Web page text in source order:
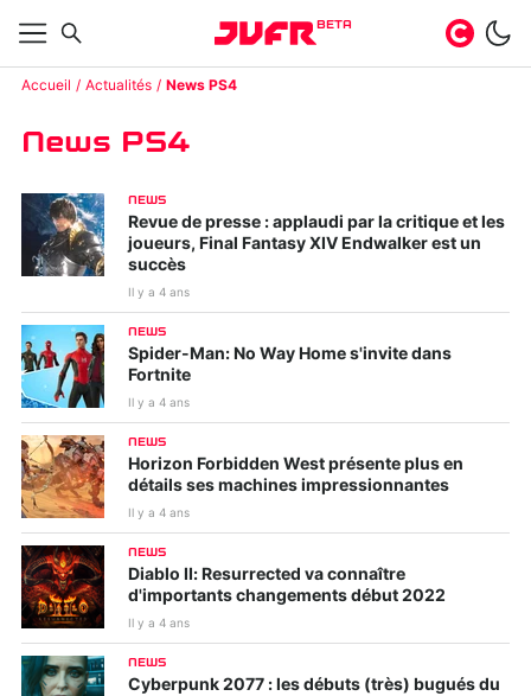
BETA
Accueil Actualités News PS4
News PS4
NEWS
Revue de presse : applaudi par la critique et les
joueurs, Final Fantasy XIV Endwalker est un
succès
Il y a 4 ans
NEWS
Spider-Man: No Way Home s'invite dans
Fortnite
Il y a 4 ans
NEWS
Horizon Forbidden West présente plus en
détails ses machines impressionnantes
Il y a 4 ans
NEWS
Diablo II: Resurrected va connaître
d'importants changements début 2022
Il y a 4 ans
NEWS
Cyberpunk 2077 : les débuts (très) bugués du